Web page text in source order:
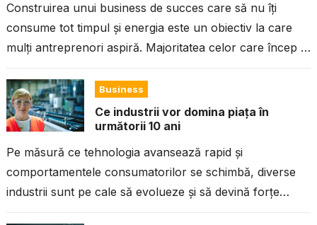
Construirea unui business de succes care să nu îți
consume tot timpul și energia este un obiectiv la care
mulți antreprenori aspiră. Majoritatea celor care încep o
Business
Ce industrii vor domina piața în
următorii 10 ani
Pe măsură ce tehnologia avansează rapid și
comportamentele consumatorilor se schimbă, diverse
industrii sunt pe cale să evolueze și să devină forțe